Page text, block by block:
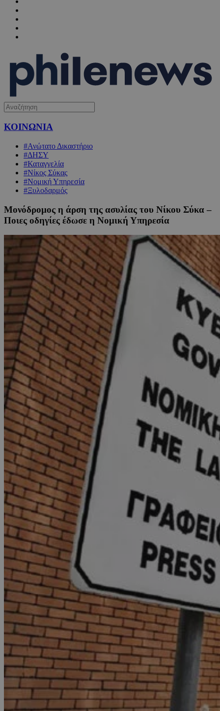
ΚΟΙΝΩΝΙΑ
#Ανώτατο Δικαστήριο
#ΔΗΣΥ
#Καταγγελία
#Νίκος Σύκας
#Νομική Υπηρεσία
#Ξυλοδαρμός
Μονόδρομος η άρση της ασυλίας του Νίκου Σύκα –
Ποιες οδηγίες έδωσε η Νομική Υπηρεσία